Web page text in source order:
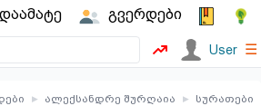
დაამატე გვერდები
User ☰
▸ ალექსანდრე შურღაია ▸ სურათები